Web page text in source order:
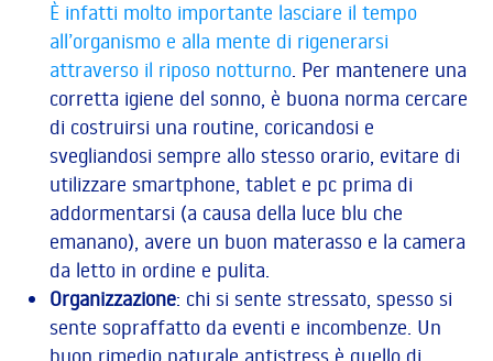
È infatti molto importante lasciare il tempo
all’organismo e alla mente di rigenerarsi
attraverso il riposo notturno. Per mantenere una
corretta igiene del sonno, è buona norma cercare
di costruirsi una routine, coricandosi e
svegliandosi sempre allo stesso orario, evitare di
utilizzare smartphone, tablet e pc prima di
addormentarsi (a causa della luce blu che
emanano), avere un buon materasso e la camera
da letto in ordine e pulita.
Organizzazione: chi si sente stressato, spesso si
sente sopraffatto da eventi e incombenze. Un